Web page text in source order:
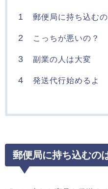
1 郵便局に持ち込む
2 こっちが悪いの？
3 副業の人は大変
4 発送代行始めるよ
郵便局に持ち込むの